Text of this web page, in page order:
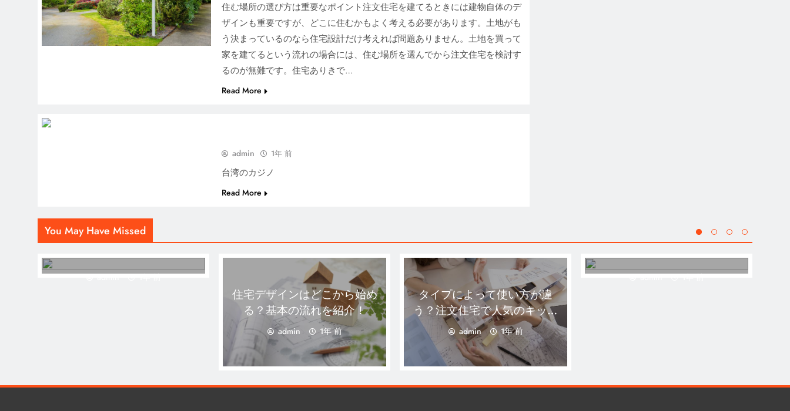
選び方
住む場所の選び方は重要なポイント注文住宅を建てるときには建物自体のデ
ザインも重要ですが、どこに住むかもよく考える必要があります。土地がも
う決まっているのなら住宅設計だけ考えれば問題ありません。土地を買って
家を建てるという流れの場合には、住む場所を選んでから注文住宅を検討す
るのが無難です。住宅ありきで…
Read More
admin 1年 前
台湾のカジノ
Read More
You May Have Missed
admin 1年 前
住宅デザインはどこから始め
る？基本の流れを紹介！
admin 1年 前
タイプによって使い方が違
う？注文住宅で人気のキッチ
ンパターン
admin 1年 前
admin 1年 前